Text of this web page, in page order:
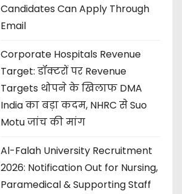
Candidates Can Apply Through
Email
Corporate Hospitals Revenue
Target: डॉक्टरों पर Revenue
Targets थोपने के खिलाफ DMA
India का बड़ा कदम, NHRC से Suo
Motu जांच की मांग
Al-Falah University Recruitment
2026: Notification Out for Nursing,
Paramedical & Supporting Staff